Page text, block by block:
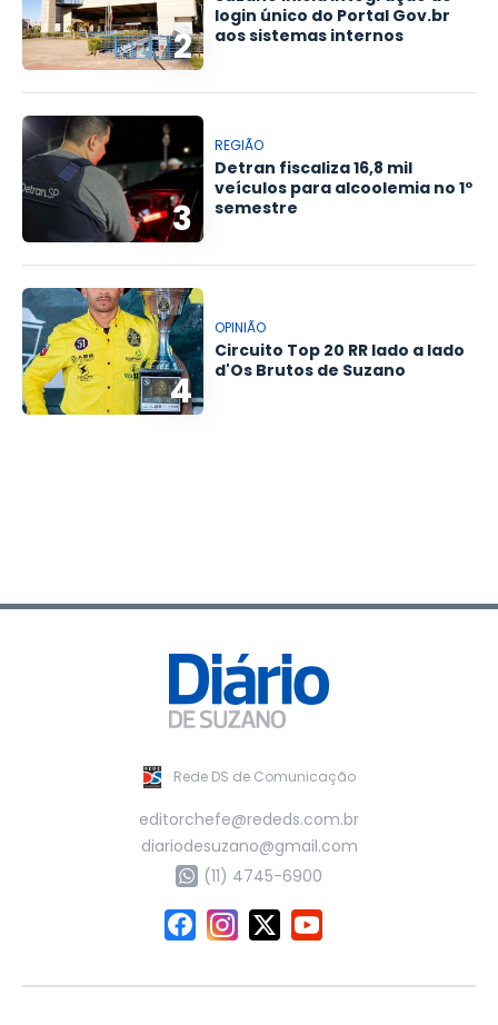
2
login único do Portal Gov.br
aos sistemas internos
3
REGIÃO
Detran fiscaliza 16,8 mil
veículos para alcoolemia no 1º
semestre
4
OPINIÃO
Circuito Top 20 RR lado a lado
d'Os Brutos de Suzano
Rede DS de Comunicação
editorchefe@rededs.com.br
diariodesuzano@gmail.com
(11) 4745-6900